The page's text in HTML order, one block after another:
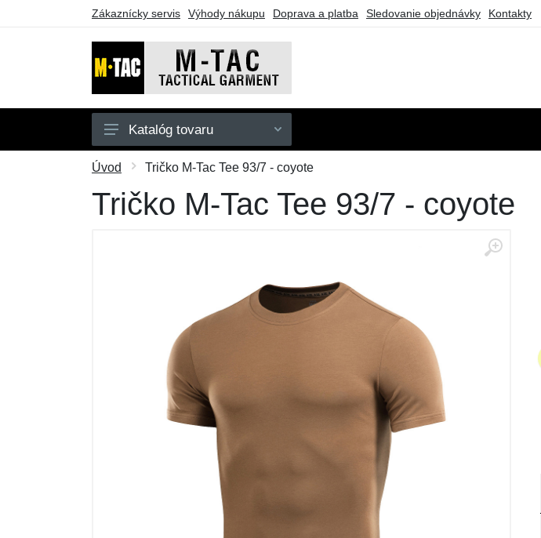
Zákaznícky servis Výhody nákupu Doprava a platba Sledovanie objednávky Kontakty
Pánske
Dámske
Darčekové poukazy
Katalóg tovaru
Úvod Tričko M-Tac Tee 93/7 - coyote
Tričko M-Tac Tee 93/7 - coyote